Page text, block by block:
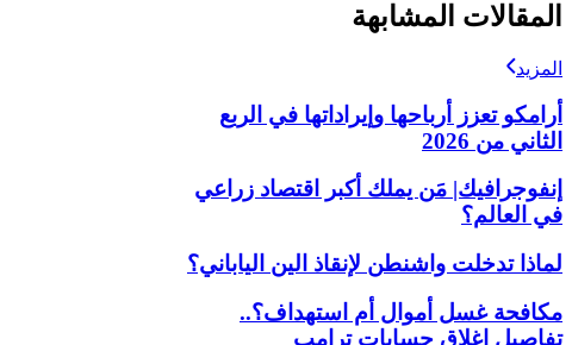
المقالات المشابهة
المزيد
أرامكو تعزز أرباحها وإيراداتها في الربع
الثاني من 2026
إنفوجرافيك| مَن يملك أكبر اقتصاد زراعي
في العالم؟
لماذا تدخلت واشنطن لإنقاذ الين الياباني؟
مكافحة غسل أموال أم استهداف؟..
تفاصيل إغلاق حسابات ترامب